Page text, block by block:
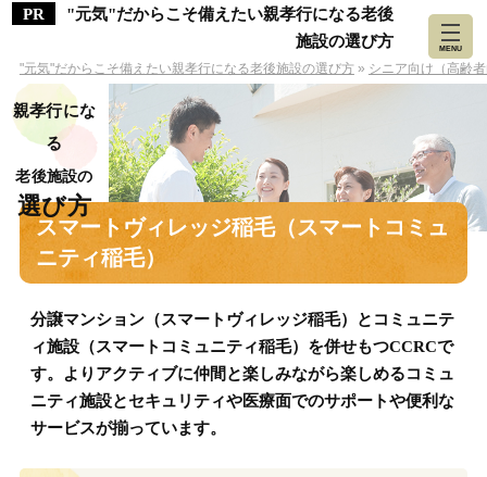
"元気"だからこそ備えたい親孝行になる老後
施設の選び方
"元気"だからこそ備えたい親孝行になる老後施設の選び方 » シニア向け（高齢
親孝行にな
る
老後施設の
選び方
MENU
スマートヴィレッジ稲毛（スマートコミュ
ニティ稲毛）
分譲マンション（スマートヴィレッジ稲毛）とコミュニテ
ィ施設（スマートコミュニティ稲毛）を併せもつCCRCで
す。よりアクティブに仲間と楽しみながら楽しめるコミュ
ニティ施設とセキュリティや医療面でのサポートや便利な
サービスが揃っています。